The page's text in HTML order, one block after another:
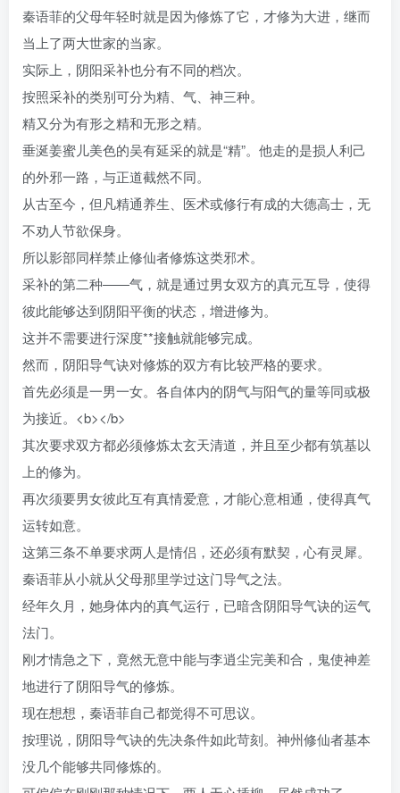
秦语菲的父母年轻时就是因为修炼了它，才修为大进，继而
当上了两大世家的当家。
实际上，阴阳采补也分有不同的档次。
按照采补的类别可分为精、气、神三种。
精又分为有形之精和无形之精。
垂涎姜蜜儿美色的吴有延采的就是“精”。他走的是损人利己
的外邪一路，与正道截然不同。
从古至今，但凡精通养生、医术或修行有成的大德高士，无
不劝人节欲保身。
所以影部同样禁止修仙者修炼这类邪术。
采补的第二种――气，就是通过男女双方的真元互导，使得
彼此能够达到阴阳平衡的状态，增进修为。
这并不需要进行深度**接触就能够完成。
然而，阴阳导气诀对修炼的双方有比较严格的要求。
首先必须是一男一女。各自体内的阴气与阳气的量等同或极
为接近。<b></b>
其次要求双方都必须修炼太玄天清道，并且至少都有筑基以
上的修为。
再次须要男女彼此互有真情爱意，才能心意相通，使得真气
运转如意。
这第三条不单要求两人是情侣，还必须有默契，心有灵犀。
秦语菲从小就从父母那里学过这门导气之法。
经年久月，她身体内的真气运行，已暗含阴阳导气诀的运气
法门。
刚才情急之下，竟然无意中能与李逍尘完美和合，鬼使神差
地进行了阴阳导气的修炼。
现在想想，秦语菲自己都觉得不可思议。
按理说，阴阳导气诀的先决条件如此苛刻。神州修仙者基本
没几个能够共同修炼的。